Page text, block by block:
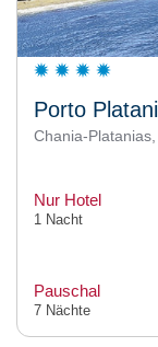
Porto
Chania-
Nur Hotel
1 Nacht
Pauschal
7 Nächte